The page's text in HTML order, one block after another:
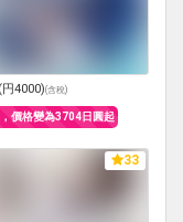
4000)(含稅)
價格變為3704日圓起
33